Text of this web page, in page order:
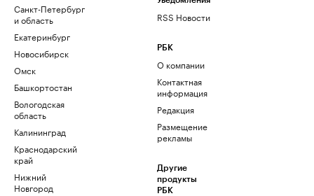
Санкт-Петербург
и область
Екатеринбург
Новосибирск
Омск
Башкортостан
Вологодская
область
Калининград
Краснодарский
край
Нижний
Новгород
RSS Новости
РБК
О компании
Контактная
информация
Редакция
Размещение
рекламы
Другие
продукты
РБК